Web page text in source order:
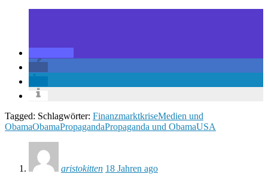
Tagged: Schlagwörter: FinanzmarktkriseMedien und
ObamaObamaPropagandaPropaganda und ObamaUSA
aristokitten 18 Jahren ago